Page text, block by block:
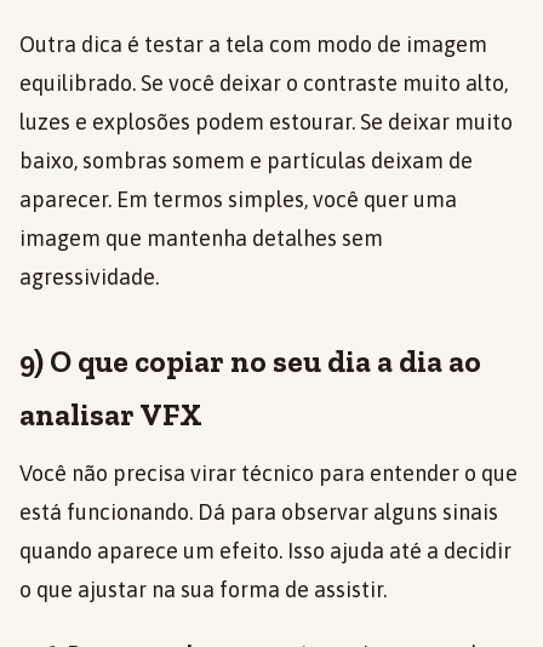
Outra dica é testar a tela com modo de imagem
equilibrado. Se você deixar o contraste muito alto,
luzes e explosões podem estourar. Se deixar muito
baixo, sombras somem e partículas deixam de
aparecer. Em termos simples, você quer uma
imagem que mantenha detalhes sem
agressividade.
9) O que copiar no seu dia a dia ao
analisar VFX
Você não precisa virar técnico para entender o que
está funcionando. Dá para observar alguns sinais
quando aparece um efeito. Isso ajuda até a decidir
o que ajustar na sua forma de assistir.